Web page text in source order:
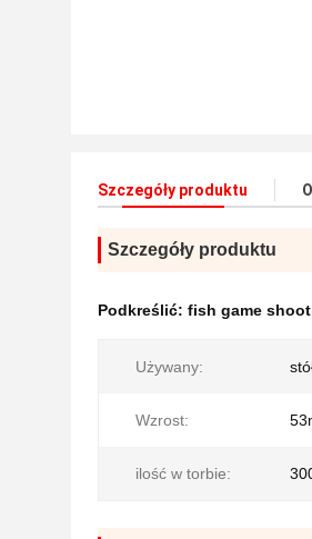
Szczegóły produktu
Szczegóły produktu
Podkreślić: fish game
Używany:
Wzrost:
ilość w torbie: